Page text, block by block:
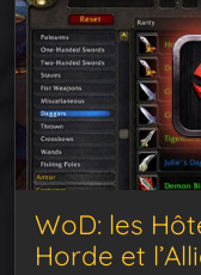
WoD: les
Horde et